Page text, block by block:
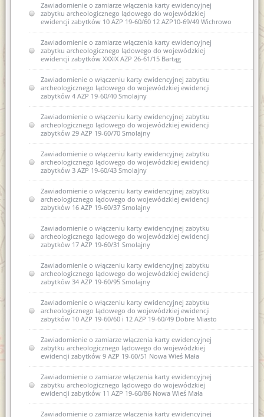
Zawiadomienie o zamiarze włączenia karty ewidencyjnej
zabytku archeologicznego lądowego do wojewódzkiej
ewidencji zabytków 10 AZP 19-60/60 12 AZP10-69/49 Wichrowo
Zawiadomienie o zamiarze włączenia karty ewidencyjnej
zabytku archeologicznego lądowego do wojewódzkiej
ewidencji zabytków XXXIX AZP 26-61/15 Bartąg
Zawiadomienie o włączeniu karty ewidencyjnej zabytku
archeologicznego lądowego do wojewódzkiej ewidencji
zabytków 4 AZP 19-60/40 Smolajny
Zawiadomienie o włączeniu karty ewidencyjnej zabytku
archeologicznego lądowego do wojewódzkiej ewidencji
zabytków 29 AZP 19-60/70 Smolajny
Zawiadomienie o włączeniu karty ewidencyjnej zabytku
archeologicznego lądowego do wojewódzkiej ewidencji
zabytków 3 AZP 19-60/43 Smolajny
Zawiadomienie o włączeniu karty ewidencyjnej zabytku
archeologicznego lądowego do wojewódzkiej ewidencji
zabytków 16 AZP 19-60/37 Smolajny
Zawiadomienie o włączeniu karty ewidencyjnej zabytku
archeologicznego lądowego do wojewódzkiej ewidencji
zabytków 17 AZP 19-60/31 Smolajny
Zawiadomienie o włączeniu karty ewidencyjnej zabytku
archeologicznego lądowego do wojewódzkiej ewidencji
zabytków 34 AZP 19-60/95 Smolajny
Zawiadomienie o włączeniu karty ewidencyjnej zabytku
archeologicznego lądowego do wojewódzkiej ewidencji
zabytków 10 AZP 19-60/60 i 12 AZP 19-60/49 Dobre Miasto
Zawiadomienie o zamiarze włączenia karty ewidencyjnej
zabytku archeologicznego lądowego do wojewódzkiej
ewidencji zabytków 9 AZP 19-60/51 Nowa Wieś Mała
Zawiadomienie o zamiarze włączenia karty ewidencyjnej
zabytku archeologicznego lądowego do wojewódzkiej
ewidencji zabytków 11 AZP 19-60/86 Nowa Wieś Mała
Zawiadomienie o zamiarze włączenia karty ewidencyjnej